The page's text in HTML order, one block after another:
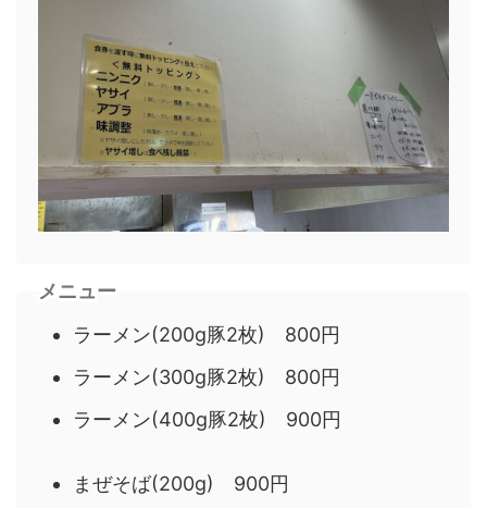
メニュー
ラーメン(200g豚2枚) 800円
ラーメン(300g豚2枚) 800円
ラーメン(400g豚2枚) 900円
まぜそば(200g) 900円